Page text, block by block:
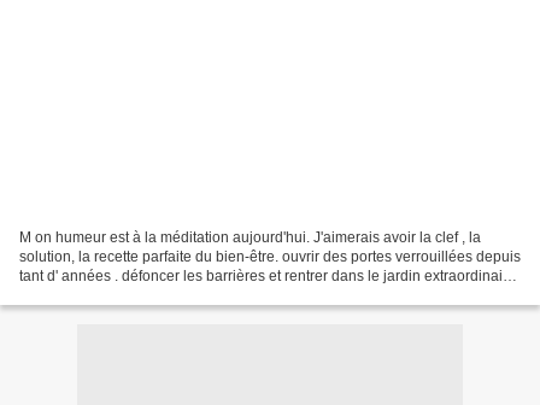
M on humeur est à la méditation aujourd'hui. J'aimerais avoir la clef , la
solution, la recette parfaite du bien-être. ouvrir des portes verrouillées depuis
tant d' années . défoncer les barrières et rentrer dans le jardin extraordinaire,